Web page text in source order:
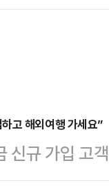
고 해외여행 가세요”
신규 가입 고
-고!’ 이벤